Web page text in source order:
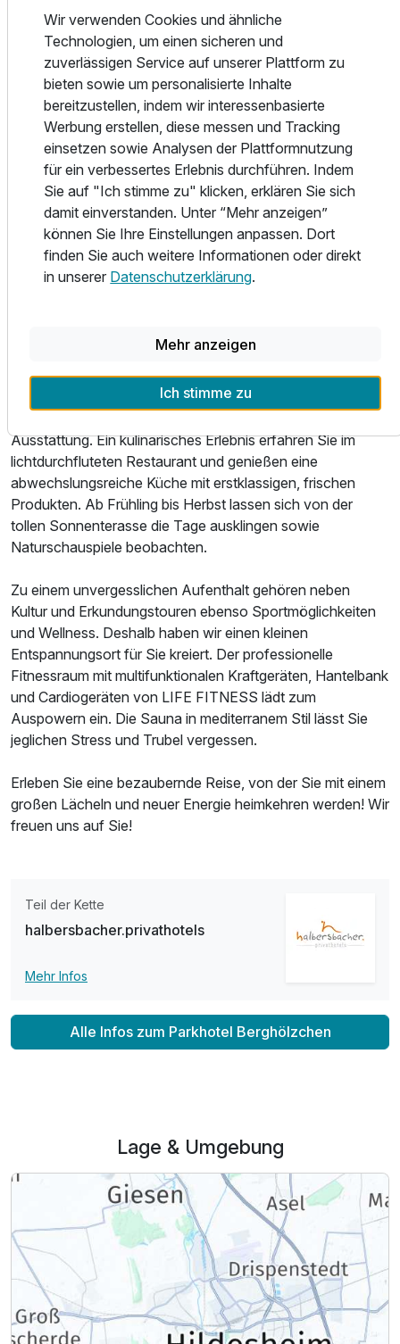
Ausstattung
Für 4 Tage p.P. ab441,00 €
Doppelzimmer Superior
2 Erwachsene und 1 Kind
Ausstattung
Für 4 Tage p.P. ab 463,50 €
Einzelzimmer Komfort
1 Erwachsenen
Ausstattung
Zusammen mit dem ehemals kirchlichen Wald wurde das
Berghölzchen später Eigentum der Klosterkammer. Im
Jahre 1843 bildete sich ein Ausschuss zur Verschönerung
des Berghölzchens und schon bald erstrahlte es in neuem
Glanz. Von 1849 bis 1872 spielte in einem Steinbruch hinter
dem Wirtshaus das Sommertheater „Tivoli“ mit vielen
berühmten Darstellern. Noch in dieser Zeit kaufte die Stadt
das Hotel.
Heute können Sie einen wunderschönen Urlaub an diesem
Ort verbringen und in eine Welt voller Geschichte und Kultur
eintauchen. Das Berghölzchen ist durch seine perfekte
Lage in Hildesheim und unweit von Hannover ideal für
Das 4-Sterne-Hotel hat mit seinen 78 komfortablen
Zimmern in unterschiedlichen Kategorien einen Wohlfühlort
für alle Kurzurlauber geschaffen. Unsere Zimmer bieten
Ausstattung. Ein kulinarisches Erlebnis erfahren Sie im
lichtdurchfluteten Restaurant und genießen eine
abwechslungsreiche Küche mit erstklassigen, frischen
Produkten. Ab Frühling bis Herbst lassen sich von der
tollen Sonnenterasse die Tage ausklingen sowie
Naturschauspiele beobachten.
Zu einem unvergesslichen Aufenthalt gehören neben
Kultur und Erkundungstouren ebenso Sportmöglichkeiten
und Wellness. Deshalb haben wir einen kleinen
Entspannungsort für Sie kreiert. Der professionelle
Fitnessraum mit multifunktionalen Kraftgeräten, Hantelbank
und Cardiogeräten von LIFE FITNESS lädt zum
Auspowern ein. Die Sauna in mediterranem Stil lässt Sie
jeglichen Stress und Trubel vergessen.
Erleben Sie eine bezaubernde Reise, von der Sie mit einem
großen Lächeln und neuer Energie heimkehren werden! Wir
freuen uns auf Sie!
Teil der Kette
halbersbacher.privathotels
Mehr Infos
Alle Infos zum Parkhotel Berghölzchen
Lage & Umgebung
Wir verwenden Cookies und ähnliche
Technologien, um einen sicheren und
zuverlässigen Service auf unserer Plattform zu
bieten sowie um personalisierte Inhalte
bereitzustellen, indem wir interessenbasierte
Werbung erstellen, diese messen und Tracking
einsetzen sowie Analysen der Plattformnutzung
für ein verbessertes Erlebnis durchführen. Indem
Sie auf "Ich stimme zu" klicken, erklären Sie sich
damit einverstanden. Unter “Mehr anzeigen”
können Sie Ihre Einstellungen anpassen. Dort
finden Sie auch weitere Informationen oder direkt
in unserer Datenschutzerklärung.
Mehr anzeigen
Ich stimme zu